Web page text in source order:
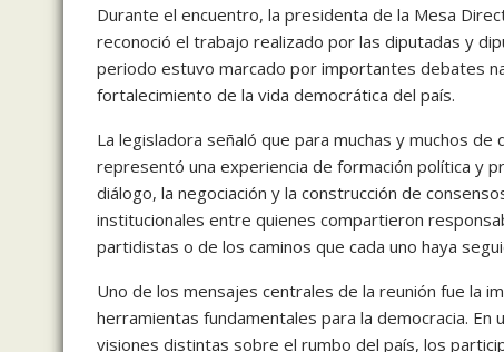
Durante el encuentro, la presidenta de la Mesa
reconoció el trabajo realizado por las diputadas y
periodo estuvo marcado por importantes debates
fortalecimiento de la vida democrática del país.
La legisladora señaló que para muchas y muchos
representó una experiencia de formación política y
diálogo, la negociación y la construcción de
institucionales entre quienes compartieron
partidistas o de los caminos que cada uno haya
Uno de los mensajes centrales de la reunión fue la
herramientas fundamentales para la democracia.
visiones distintas sobre el rumbo del país, los